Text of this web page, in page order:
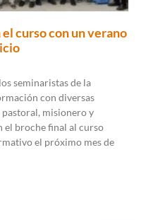
curso con un verano
seminaristas de la
con diversas
misionero y
el broche final al curso
el próximo mes de